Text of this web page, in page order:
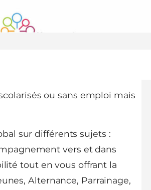
ou sans emploi mais
sur différents sujets :
vers et dans
tout en vous offrant la
Alternance, Parrainage,